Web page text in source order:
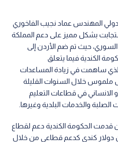
المهندس عماد نجيب الفاخوري
بشكل مميز على دعم المملكة
حيث تم ضم الأردن إلى
الكندية فيما يتعلق
والذي ساهمت في زيادة المساعدات
ملموس خلال السنوات القليلة
الانساني في ‏قطاعات التعليم
الصلبة والخدمات البلدية وغيرها.‏
قدمت الحكومة الكندية دعم لقطاع
بقيمة ‏‏(20) مليون دولار كندي كدعم قطاعي من خلال